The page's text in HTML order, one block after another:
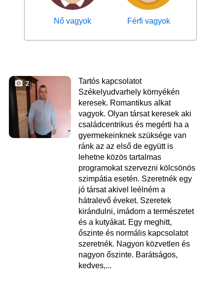
Nő vagyok Férfi vagyok
2
Tartós kapcsolatot
Székelyudvarhely környékén
keresek. Romantikus alkat
vagyok. Olyan társat keresek aki
családcentrikus és megérti ha a
gyermekeinknek szüksége van
ránk az az első de együtt is
lehetne közös tartalmas
programokat szervezni kölcsönös
szimpátia esetén. Szeretnék egy
jó társat akivel leélném a
hátralevő éveket. Szeretek
kirándulni, imádom a természetet
és a kutyákat. Egy meghitt,
őszinte és normális kapcsolatot
szeretnék. Nagyon közvetlen és
nagyon őszinte. Barátságos,
kedves,...